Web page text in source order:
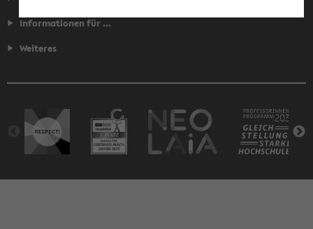
Informationen für ...
Weiteres